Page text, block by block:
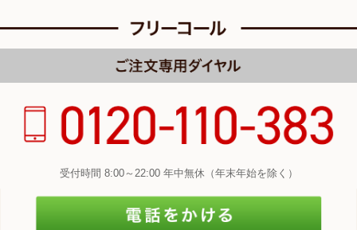
受付時間 8:00～22:00 年中無休（年末年始を除く）